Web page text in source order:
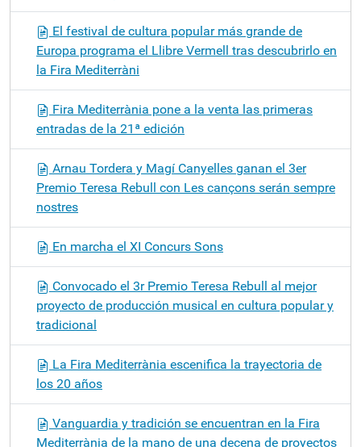
El festival de cultura popular más grande de
Europa programa el Llibre Vermell tras descubrirlo en
la Fira Mediterràni
Fira Mediterrània pone a la venta las primeras
entradas de la 21ª edición
Arnau Tordera y Magí Canyelles ganan el 3er
Premio Teresa Rebull con Les cançons serán sempre
nostres
En marcha el XI Concurs Sons
Convocado el 3r Premio Teresa Rebull al mejor
proyecto de producción musical en cultura popular y
tradicional
La Fira Mediterrània escenifica la trayectoria de
los 20 años
Vanguardia y tradición se encuentran en la Fira
Mediterrània de la mano de una decena de proyectos